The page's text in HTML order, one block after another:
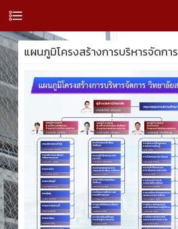
แผนภูมิโครงสร้างการบริหารจัดการ